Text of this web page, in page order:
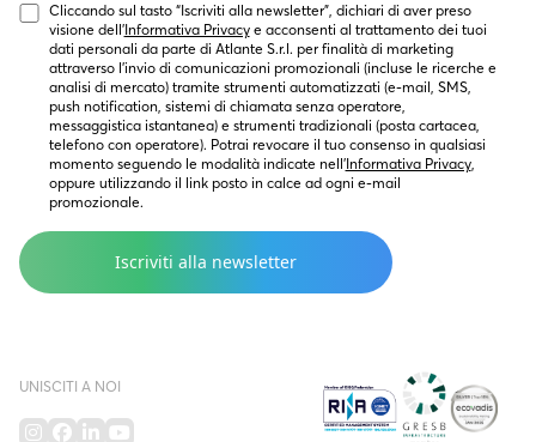
Cliccando sul tasto “Iscriviti alla newsletter”, dichiari di aver preso
visione dell’Informativa Privacy e acconsenti al trattamento dei tuoi
dati personali da parte di Atlante S.r.l. per finalità di marketing
attraverso l’invio di comunicazioni promozionali (incluse le ricerche e
analisi di mercato) tramite strumenti automatizzati (e-mail, SMS,
push notification, sistemi di chiamata senza operatore,
messaggistica istantanea) e strumenti tradizionali (posta cartacea,
telefono con operatore). Potrai revocare il tuo consenso in qualsiasi
momento seguendo le modalità indicate nell’Informativa Privacy,
oppure utilizzando il link posto in calce ad ogni e-mail
promozionale.
UNISCITI A NOI